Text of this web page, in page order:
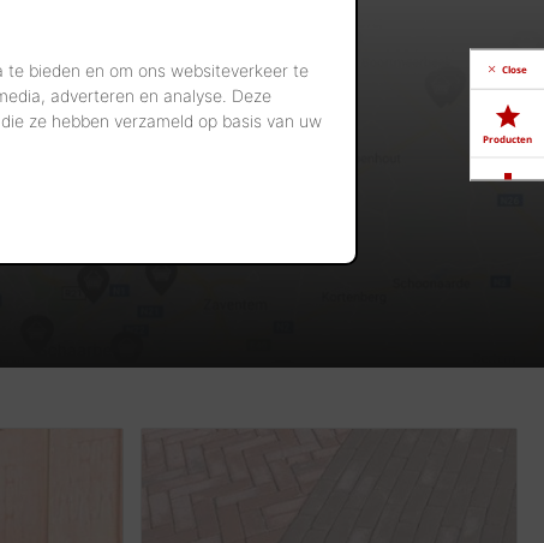
bieden en om ons websiteverkeer te
adverteren en analyse. Deze
ze hebben verzameld op basis van uw
Close
Producten